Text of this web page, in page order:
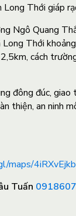
Thới giáp
Ngô Quang
Thới
cách
đông đúc, giao
thiện, an ninh
maps/
Tuấn